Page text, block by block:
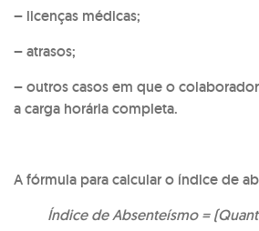
– licenças médicas;
– atrasos;
– outros casos em que o
a carga horária completa.
A fórmula para calcular o índice de
Índice de Absenteísmo =